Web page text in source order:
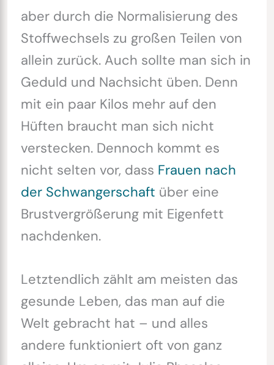
aber durch die Normalisierung des
Stoffwechsels zu großen Teilen von
allein zurück. Auch sollte man sich in
Geduld und Nachsicht üben. Denn
mit ein paar Kilos mehr auf den
Hüften braucht man sich nicht
verstecken. Dennoch kommt es
nicht selten vor, dass Frauen nach
der Schwangerschaft über eine
Brustvergrößerung mit Eigenfett
nachdenken.
Letztendlich zählt am meisten das
gesunde Leben, das man auf die
Welt gebracht hat – und alles
andere funktioniert oft von ganz